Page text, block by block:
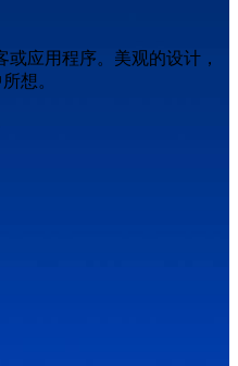
应用程序。美观的设计，
想。